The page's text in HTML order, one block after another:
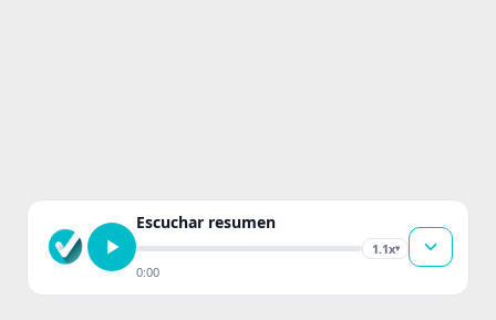
Escuchar resumen
1.1x▾
0:00